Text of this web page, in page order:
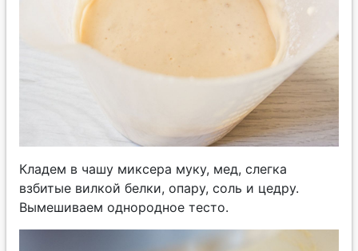
Кладем в чашу миксера муку, мед, слегка
взбитые вилкой белки, опару, соль и цедру.
Вымешиваем однородное тесто.